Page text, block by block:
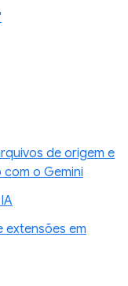
de origem e
o Gemini
extensões em